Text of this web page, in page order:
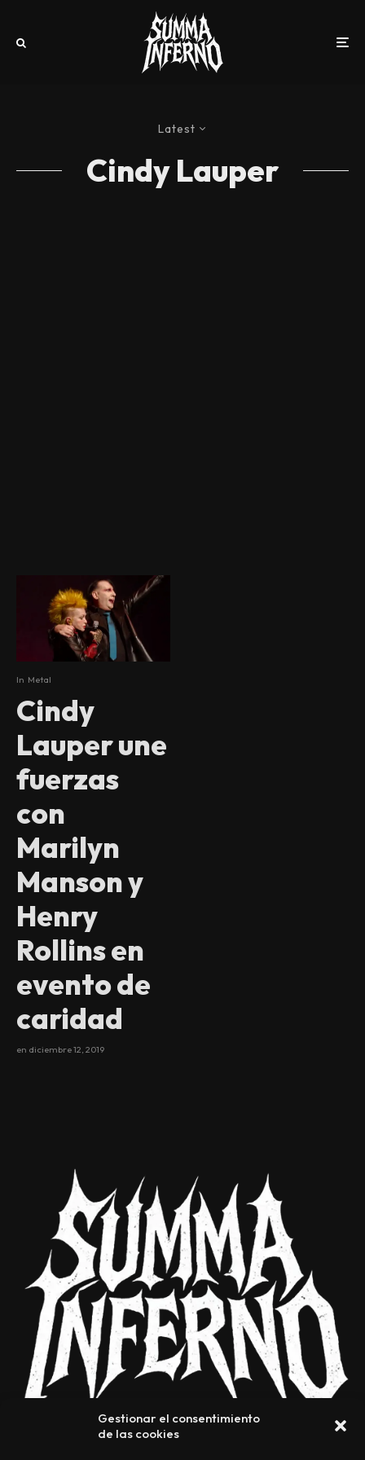
Gestionar el consentimiento
de las cookies
Latest
Cindy Lauper
In Metal
Cindy
Lauper une
fuerzas
con
Marilyn
Manson y
Henry
Rollins en
evento de
caridad
en diciembre 12, 2019